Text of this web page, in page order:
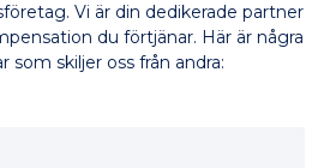
Vi är din dedikerade partner
du förtjänar. Här är några
som skiljer oss från andra: